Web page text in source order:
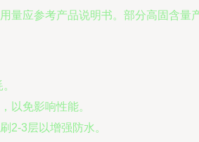
量应参考产品说明书。部分高固含量
以免影响性能。
2-3层以增强防水。